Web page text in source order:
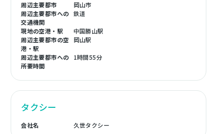
周辺主要都市
岡山市
周辺主要都市への
交通機関
鉄道
現地の空港・駅
中国勝山駅
周辺主要都市の空
港・駅
岡山駅
周辺主要都市への
所要時間
1時間55分
タクシー
会社名 久世タクシー